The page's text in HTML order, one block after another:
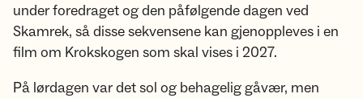
under foredraget og den påfølgende dagen ved
Skamrek, så disse sekvensene kan gjenoppleves i en
film om Krokskogen som skal vises i 2027.
På lørdagen var det sol og behagelig gåvær, men